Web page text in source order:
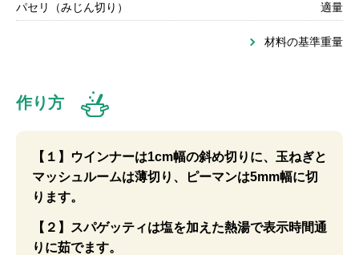
パセリ（みじん切り） 適量
材料の基準重量
作り方
【１】ウインナーは1cm幅の斜め切りに、玉ねぎと
マッシュルームは薄切り、ピーマンは5mm幅に切
ります。
【２】スパゲッティは塩を加えた熱湯で表示時間通
りに茹でます。